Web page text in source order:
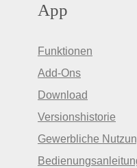
App
Funktionen
Add-Ons
Download
Versionshistorie
Gewerbliche